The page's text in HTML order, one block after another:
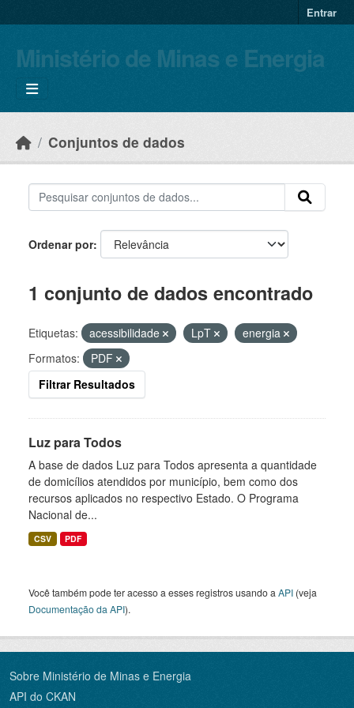
Entrar
Ministério de Minas e Energia
Conjuntos de dados
Ordenar por
1 conjunto de dados encontrado
Etiquetas: acessibilidade LpT
energia
Formatos:
PDF
Filtrar Resultados
Luz para Todos
A base de dados Luz para Todos apresenta a quantidade
de domicílios atendidos por município, bem como dos
recursos aplicados no respectivo Estado. O Programa
Nacional de...
CSV PDF
Você também pode ter acesso a esses registros usando a API (veja
Documentação da API).
Sobre Ministério de Minas e Energia
API do CKAN